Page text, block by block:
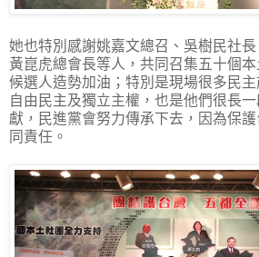
她也特別感謝姚嘉文總召、吳樹民社
黃崑虎總會長等人，共同召集五十個
候選人造勢加油；特別是現場很多民
自由民主及獨立主權，也是他們很長
獻，民進黨會努力傳承下去，因為保
同責任。